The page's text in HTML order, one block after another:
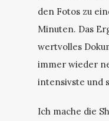
den Fotos zu
Minuten. Das
wertvolles
immer wieder
intensivste und
Ich mache die